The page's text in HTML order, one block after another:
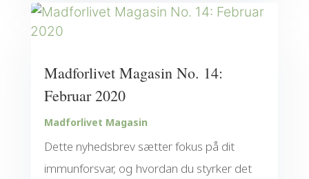
Madforlivet Magasin No. 14:
Februar 2020
Madforlivet Magasin
Dette nyhedsbrev sætter fokus på dit
immunforsvar, og hvordan du styrker det